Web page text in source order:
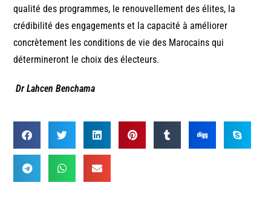
qualité des programmes, le renouvellement des élites, la
crédibilité des engagements et la capacité à améliorer
concrètement les conditions de vie des Marocains qui
détermineront le choix des électeurs.
Dr Lahcen Benchama